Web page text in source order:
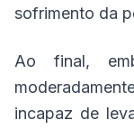
sofrimento da
Ao final,
incapaz de